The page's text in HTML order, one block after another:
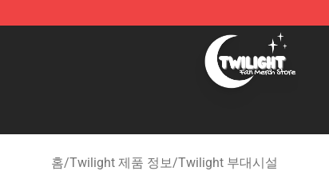
Twilight Store - Official Twilight Merchandise Shop
홈/Twilight 제품 정보/Twilight 부대시설